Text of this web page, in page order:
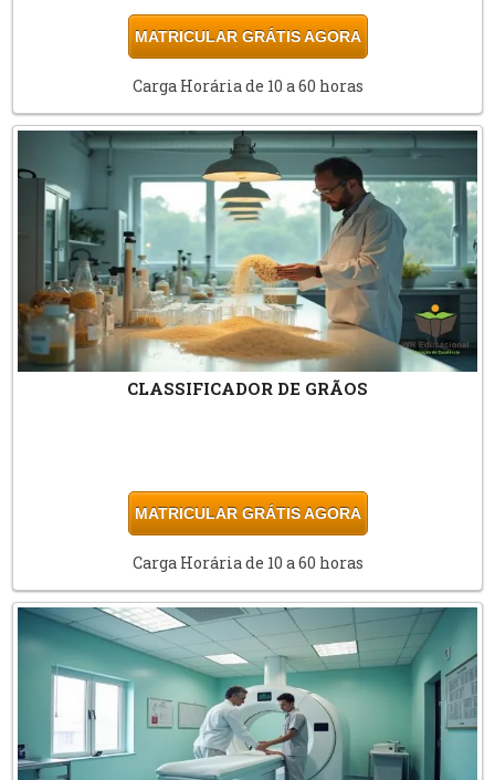
MATRICULAR GRÁTIS AGORA
Carga Horária de 10 a 60 horas
CLASSIFICADOR DE GRÃOS
MATRICULAR GRÁTIS AGORA
Carga Horária de 10 a 60 horas